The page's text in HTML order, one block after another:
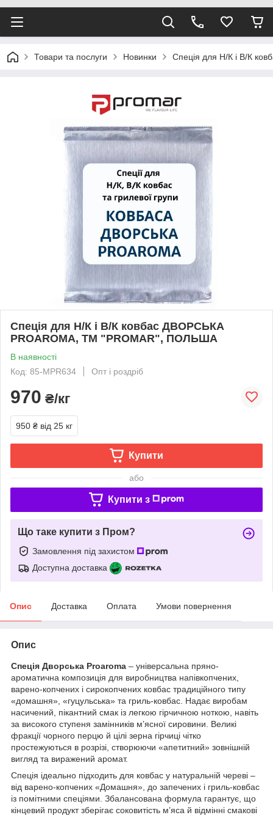
Товари та послуги Новинки Спеція для Н/К і В/К
Спеція для Н/К і В/К ковбас ДВОРСЬКА
PROAROMA, ТМ "PROMAR", ПОЛЬША
В наявності
Код: 85-MPR634
Опт і роздріб
970 ₴/кг
950 ₴ від 25 кг
Купити
або
Купити з
Що таке купити з Пром?
Замовлення під захистом
Доступна доставка
Опис Доставка Оплата Умови повернення
Опис
Спеція Дворська Proaroma – універсальна пряно-
ароматична композиція для виробництва напівкопчених,
варено-копчених і сирокопчених ковбас традиційного типу
«домашня», «гуцульська» та гриль-ковбас. Надає виробам
насичений, пікантний смак із легкою гірчичною ноткою, навіть
за високого ступеня замінників м’ясної сировини. Великі
фракції чорного перцю й цілі зерна гірчиці чітко
простежуються в розрізі, створюючи «апетитний» зовнішній
вигляд та виражений аромат.
Спеція ідеально підходить для ковбас у натуральній череві –
від варено-копчених «Домашня», до запечених і гриль-ковбас
із помітними спеціями. Збалансована формула гарантує, що
кінцевий продукт зберігає соковитість м’яса й відмінні смакові